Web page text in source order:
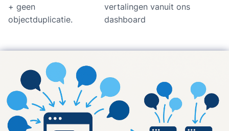
+ geen
objectduplicatie.
vertalingen vanuit ons
dashboard